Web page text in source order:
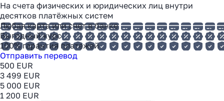
На счета физических и юридических лиц внутри
десятков платёжных систем
Любая карта или счет в банке
Выгодный курс
100% гарантия платежей
Отправить перевод
500 EUR
3 499 EUR
5 000 EUR
1 200 EUR